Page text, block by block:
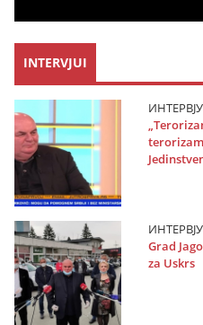
INTERVJUI
Grad
za Uskrs